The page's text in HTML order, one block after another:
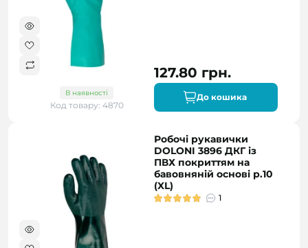
В наявності
Код товару: 4870
127.80 грн.
До кошика
Робочі рукавички
DOLONI 3896 ДКГ із
ПВХ покриттям на
бавовняній основі р.10
(XL)
1